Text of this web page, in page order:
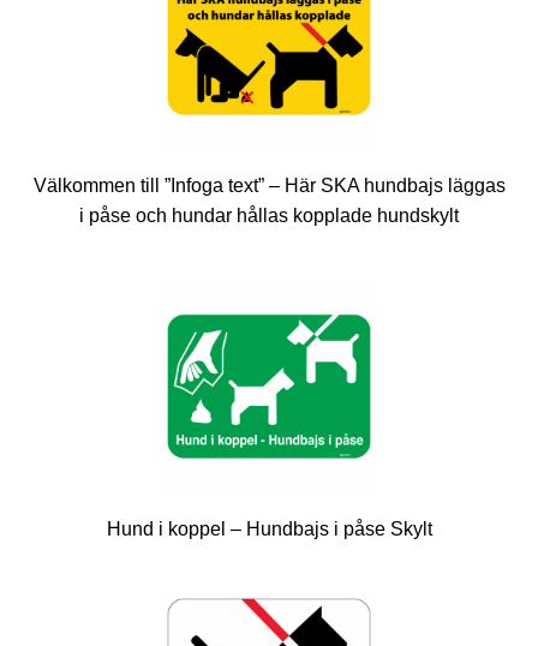
Välkommen till ”Infoga text” – Här SKA hundbajs läggas
i påse och hundar hållas kopplade hundskylt
Hund i koppel – Hundbajs i påse Skylt